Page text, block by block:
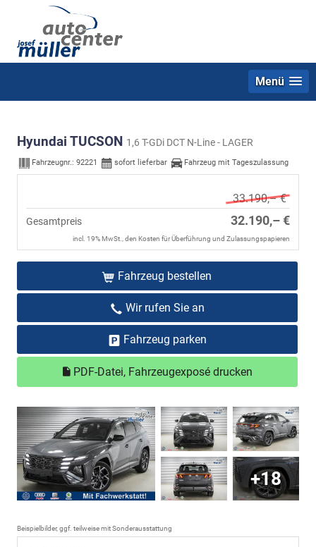
Menü
Hyundai TUCSON 1,6 T-GDi DCT N-Line - LAGER
Fahrzeugnr.: 92221 sofort lieferbar Fahrzeug mit Tageszulassung
33.190,– €
Gesamtpreis 32.190,– €
incl. 19% MwSt., den Kosten für Überführung und Zulassungspapieren
Fahrzeug bestellen
Wir rufen Sie an
Fahrzeug parken
PDF-Datei, Fahrzeugexposé drucken
+18
Beispielbilder, ggf. teilweise mit Sonderausstattung